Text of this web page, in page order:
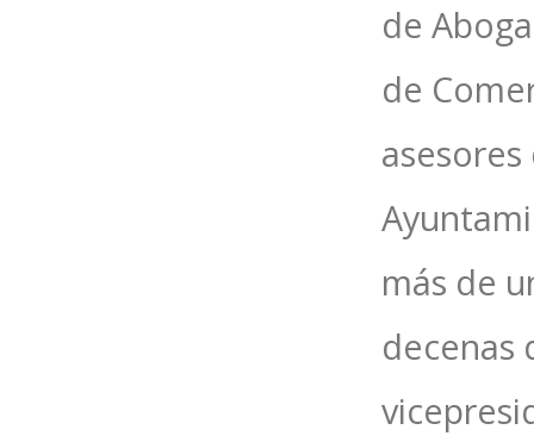
de
de
más de
decenas